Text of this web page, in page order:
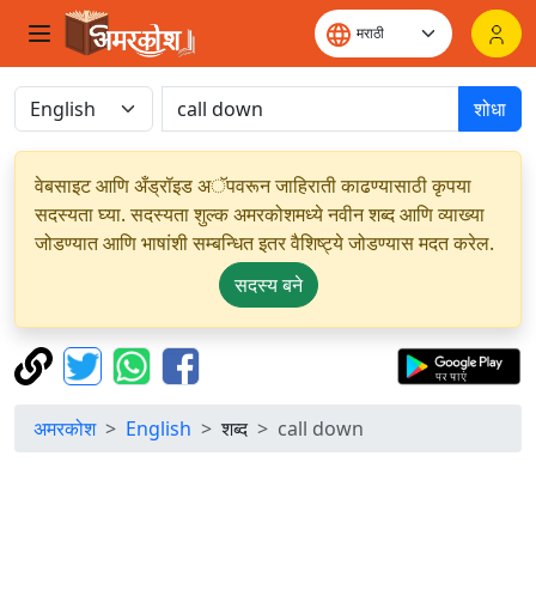
शोधा
वेबसाइट आणि अँड्रॉइड अॅपवरून जाहिराती काढण्यासाठी कृपया
सदस्यता घ्या. सदस्यता शुल्क अमरकोशमध्ये नवीन शब्द आणि व्याख्या
जोडण्यात आणि भाषांशी सम्बन्धित इतर वैशिष्ट्ये जोडण्यास मदत करेल.
सदस्य बने
अमरकोश English शब्द call down